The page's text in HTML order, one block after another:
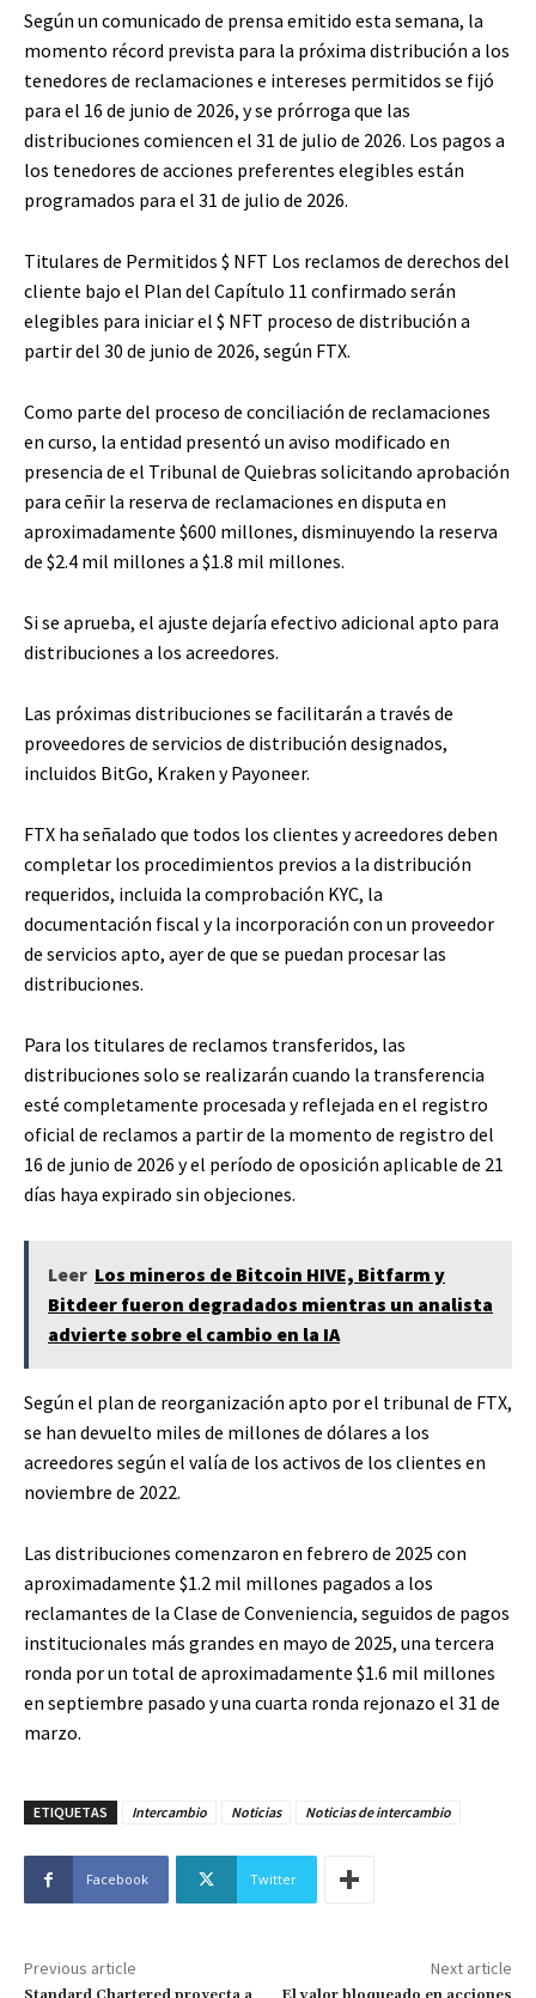
Según un comunicado de prensa emitido esta semana, la
momento récord prevista para la próxima distribución a los
tenedores de reclamaciones e intereses permitidos se fijó
para el 16 de junio de 2026, y se prórroga que las
distribuciones comiencen el 31 de julio de 2026. Los pagos a
los tenedores de acciones preferentes elegibles están
programados para el 31 de julio de 2026.
Titulares de Permitidos $ NFT Los reclamos de derechos del
cliente bajo el Plan del Capítulo 11 confirmado serán
elegibles para iniciar el $ NFT proceso de distribución a
partir del 30 de junio de 2026, según FTX.
Como parte del proceso de conciliación de reclamaciones
en curso, la entidad presentó un aviso modificado en
presencia de el Tribunal de Quiebras solicitando aprobación
para ceñir la reserva de reclamaciones en disputa en
aproximadamente $600 millones, disminuyendo la reserva
de $2.4 mil millones a $1.8 mil millones.
Si se aprueba, el ajuste dejaría efectivo adicional apto para
distribuciones a los acreedores.
Las próximas distribuciones se facilitarán a través de
proveedores de servicios de distribución designados,
incluidos BitGo, Kraken y Payoneer.
FTX ha señalado que todos los clientes y acreedores deben
completar los procedimientos previos a la distribución
requeridos, incluida la comprobación KYC, la
documentación fiscal y la incorporación con un proveedor
de servicios apto, ayer de que se puedan procesar las
distribuciones.
Para los titulares de reclamos transferidos, las
distribuciones solo se realizarán cuando la transferencia
esté completamente procesada y reflejada en el registro
oficial de reclamos a partir de la momento de registro del
16 de junio de 2026 y el período de oposición aplicable de 21
días haya expirado sin objeciones.
Leer Los mineros de Bitcoin HIVE, Bitfarm y
Bitdeer fueron degradados mientras un analista
advierte sobre el cambio en la IA
Según el plan de reorganización apto por el tribunal de FTX,
se han devuelto miles de millones de dólares a los
acreedores según el valía de los activos de los clientes en
noviembre de 2022.
Las distribuciones comenzaron en febrero de 2025 con
aproximadamente $1.2 mil millones pagados a los
reclamantes de la Clase de Conveniencia, seguidos de pagos
institucionales más grandes en mayo de 2025, una tercera
ronda por un total de aproximadamente $1.6 mil millones
en septiembre pasado y una cuarta ronda rejonazo el 31 de
marzo.
ETIQUETAS Intercambio Noticias Noticias de intercambio
Facebook Twitter
Previous article Next article